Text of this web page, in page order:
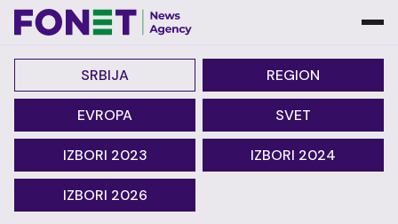
SRBIJA REGION
EVROPA SVET
IZBORI 2023 IZBORI 2024
IZBORI 2026